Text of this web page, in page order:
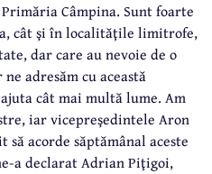
Câmpina. Sunt foarte
cât şi în localităţile limitrofe,
dar care au nevoie de o
adresăm cu această
cât mai multă lume. Am
iar vicepreşedintele Aron
să acorde săptămânal aceste
a declarat Adrian Piţigoi,